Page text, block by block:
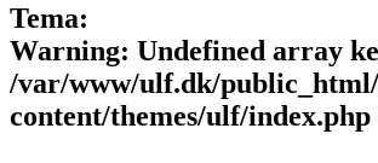
Tema:
Warning: Undefined array
/var/www/ulf.dk/
content/themes/ulf/index.php